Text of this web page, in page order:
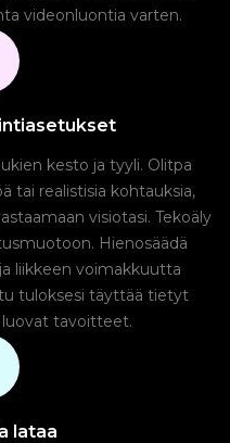
videonluontia varten.
kesto ja tyyli. Olitpa
tai realistisia kohtauksia,
visiotasi. Tekoäly
Hienosäädä
liikkeen voimakkuutta
tuloksesi täyttää tietyt
tavoitteet.
lataa